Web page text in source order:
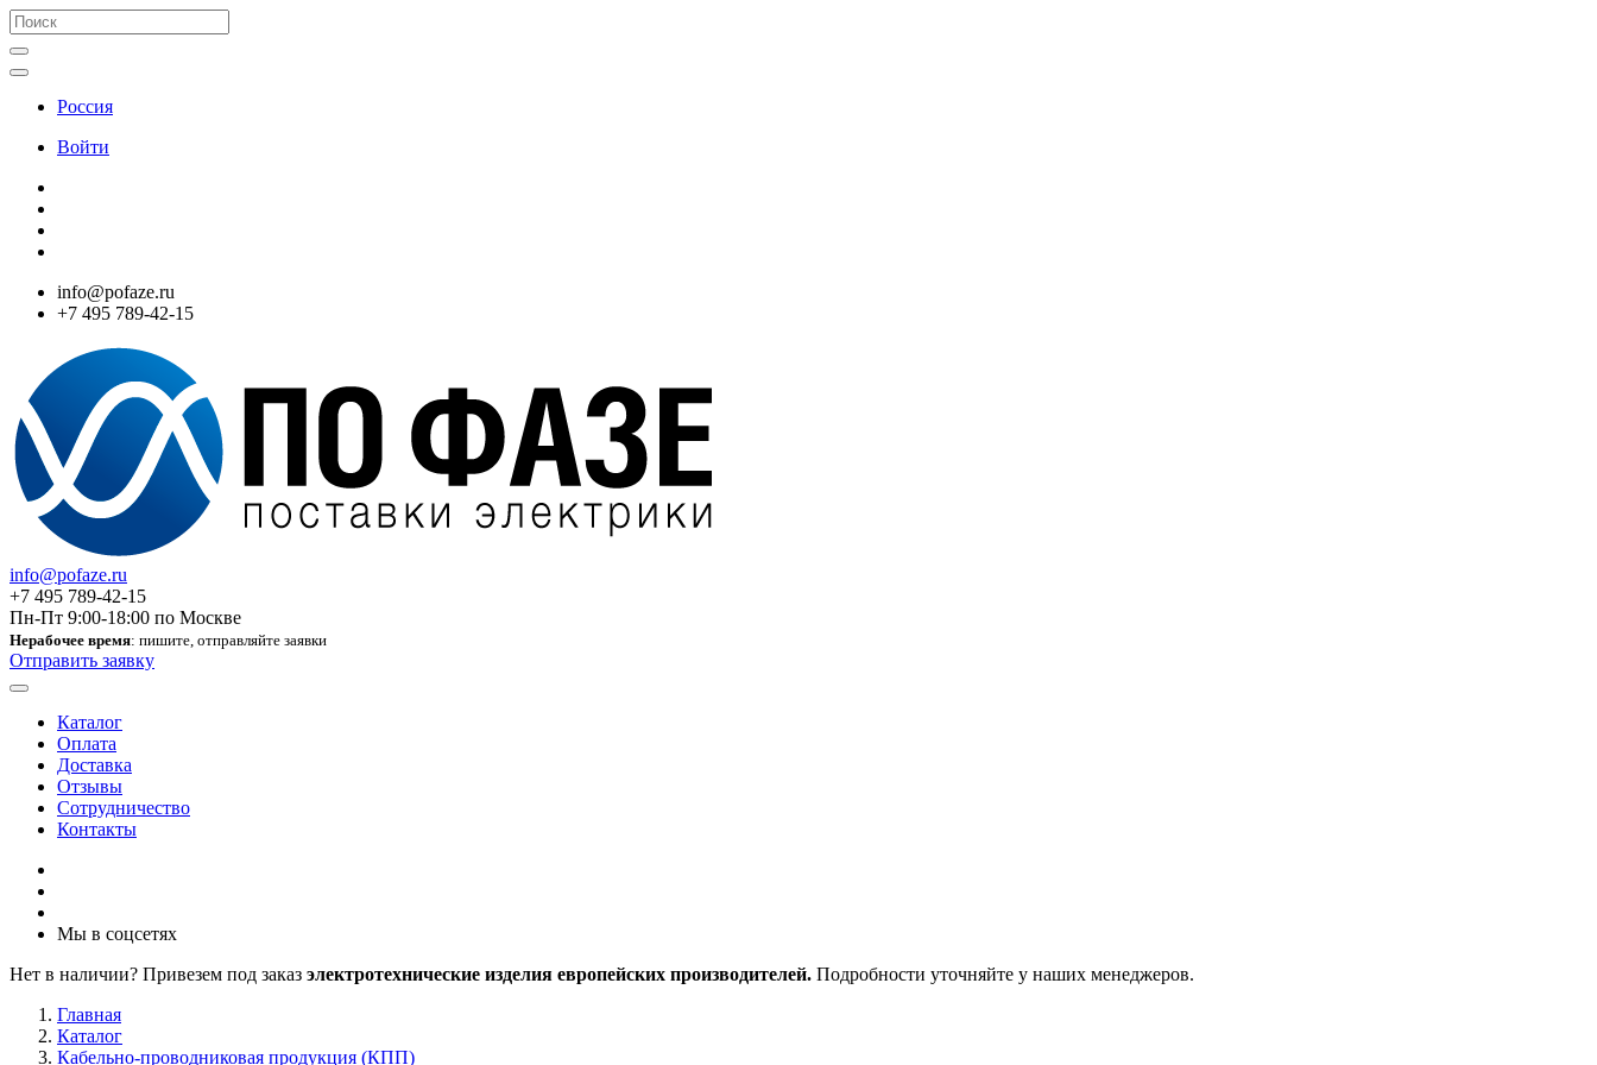
Россия
Войти
info@pofaze.ru
+7 495 789-42-15
info@pofaze.ru
+7 495 789-42-15
Пн-Пт 9:00-18:00 по Москве
Нерабочее время: пишите, отправляйте заявки
Отправить заявку
Каталог
Оплата
Доставка
Отзывы
Сотрудничество
Контакты
Мы в соцсетях
Нет в наличии? Привезем под заказ электротехнические изделия европейских производителей. Подробности уточняйте у наших менеджеров.
Главная
Каталог
Кабельно-проводниковая продукция (КПП)